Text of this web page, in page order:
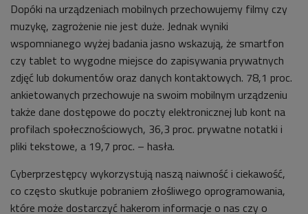
Dopóki na urządzeniach mobilnych przechowujemy filmy czy
muzykę, zagrożenie nie jest duże. Jednak wyniki
wspomnianego wyżej badania jasno wskazują, że smartfon
czy tablet to wygodne miejsce do zapisywania prywatnych
zdjęć lub dokumentów oraz danych kontaktowych. 78,1 proc.
ankietowanych przechowuje na swoim mobilnym urządzeniu
także dane dostępowe do poczty elektronicznej lub kont na
profilach społecznościowych, 36,3 proc. prywatne notatki i
pliki tekstowe, a 19,7 proc. – hasła.
Cyberprzestępcy wykorzystują naszą naiwność i ciekawość,
co często skutkuje pobraniem złośliwego oprogramowania,
które może dostarczyć hakerom informacje o nas czy o